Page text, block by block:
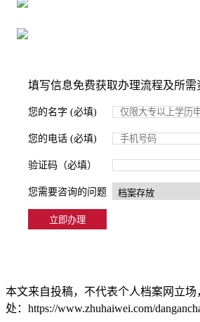
填写信息免费获取办理流程及所需
您的名字 (必填)
您的电话 (必填)
验证码（必填）
您需要咨询的问题
本文来自投稿，不代表个人档案网立
处：https://www.zhuhaiwei.com/